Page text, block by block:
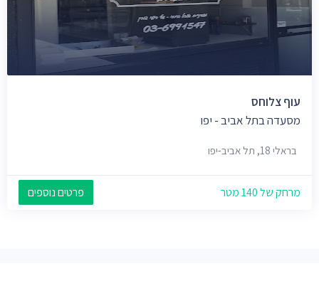
עוף צלוחס
מסעדה בתל אביב - יפו
בראלי 18, תל אביב-יפו
מרחק של 140 מטר פרטים נוספים